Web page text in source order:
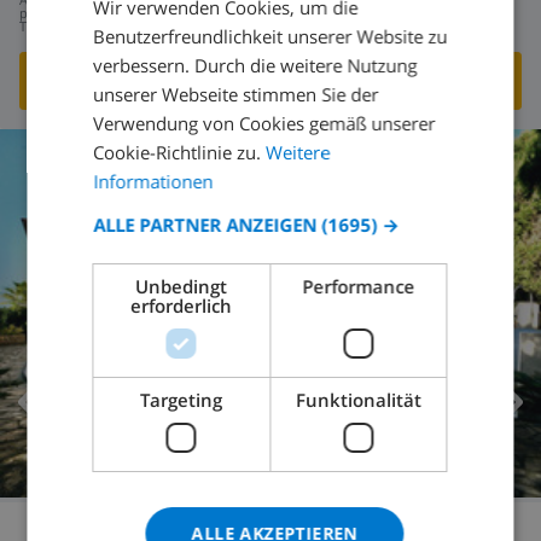
pro
Tag 251,85 $
DIESE VILLA ANSEHEN›
DUTCH
SPANISH
GERMAN
ITALIAN
NORWEGIAN
Wir verwenden Cookies, um die
Benutzerfreundlichkeit unserer Website zu
verbessern. Durch die weitere Nutzung
unserer Webseite stimmen Sie der
Verwendung von Cookies gemäß unserer
Cookie-Richtlinie zu. Weitere
Informationen
ALLE PARTNER ANZEIGEN (1695) →
Unbedingt
erforderlich
Performance
Targeting Funktionalität
ALLE AKZEPTIEREN